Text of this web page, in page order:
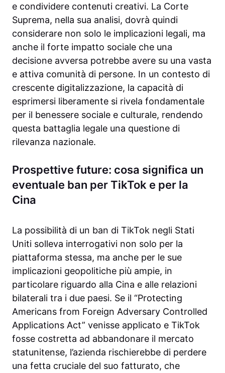
e condividere contenuti creativi. La Corte
Suprema, nella sua analisi, dovrà quindi
considerare non solo le implicazioni legali, ma
anche il forte impatto sociale che una
decisione avversa potrebbe avere su una vasta
e attiva comunità di persone. In un contesto di
crescente digitalizzazione, la capacità di
esprimersi liberamente si rivela fondamentale
per il benessere sociale e culturale, rendendo
questa battaglia legale una questione di
rilevanza nazionale.
Prospettive future: cosa significa un
eventuale ban per TikTok e per la
Cina
La possibilità di un ban di TikTok negli Stati
Uniti solleva interrogativi non solo per la
piattaforma stessa, ma anche per le sue
implicazioni geopolitiche più ampie, in
particolare riguardo alla Cina e alle relazioni
bilaterali tra i due paesi. Se il “Protecting
Americans from Foreign Adversary Controlled
Applications Act” venisse applicato e TikTok
fosse costretta ad abbandonare il mercato
statunitense, l’azienda rischierebbe di perdere
una fetta cruciale del suo fatturato, che